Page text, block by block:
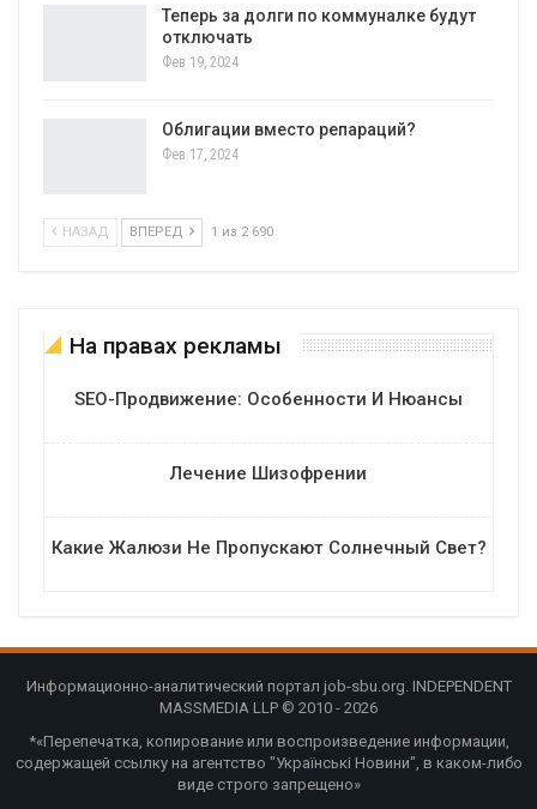
Теперь за долги по коммуналке будут
отключать
Фев 19, 2024
Облигации вместо репараций?
Фев 17, 2024
НАЗАД ВПЕРЕД 1 из 2 690
На правах рекламы
SEO-Продвижение: Особенности И Нюансы
Лечение Шизофрении
Какие Жалюзи Не Пропускают Солнечный Свет?
Информационно-аналитический портал job-sbu.org. INDEPENDENT
MASSMEDIA LLP © 2010 - 2026
*«Перепечатка, копирование или воспроизведение информации,
содержащей ссылку на агентство "Українські Новини", в каком-либо
виде строго запрещено»